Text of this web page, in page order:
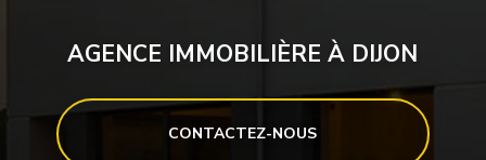
AGENCE IMMOBILIÈRE À DIJON
CONTACTEZ-NOUS